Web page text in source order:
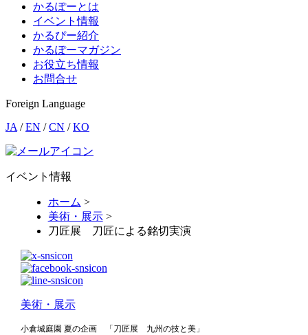
かるぽーとは
イベント情報
かるぴー紹介
かるぽーマガジン
お役立ち情報
お問合せ
Foreign Language
JA /EN /CN /KO
イベント情報
ホーム >
美術・展示>
刀匠展 刀匠による銘切実演
美術・展示
小倉城庭園 夏の企画 「刀匠展 九州の技と美」